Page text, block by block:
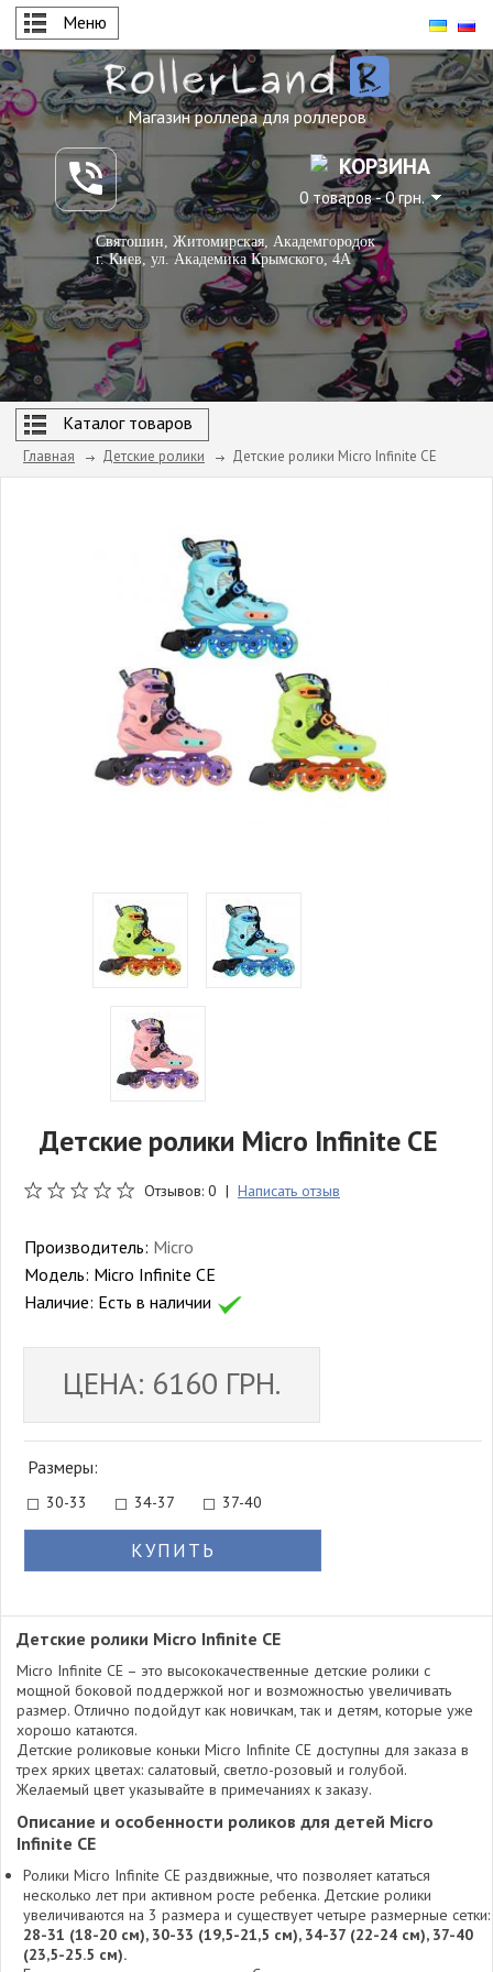
Меню
Магазин роллера для роллеров
КОРЗИНА
0 товаров - 0 грн.
Святошин, Житомирская, Академгородок
г. Киев, ул. Академика Крымского, 4А
Каталог товаров
Главная Детские ролики Детские ролики Micro Infinite CE
Детские ролики Micro Infinite CE
Отзывов: 0 | Написать отзыв
Производитель: Micro
Модель: Micro Infinite CE
Наличие: Есть в наличии
ЦЕНА: 6160 ГРН.
Размеры:
30-33 34-37 37-40
КУПИТЬ
Детские ролики Micro Infinite CE
Micro Infinite CE – это высококачественные детские ролики с
мощной боковой поддержкой ног и возможностью увеличивать
размер. Отлично подойдут как новичкам, так и детям, которые уже
хорошо катаются.
Детские роликовые коньки Micro Infinite CE доступны для заказа в
трех ярких цветах: салатовый, светло-розовый и голубой.
Желаемый цвет указывайте в примечаниях к заказу.
Описание и особенности роликов для детей Micro
Infinite CE
Ролики Micro Infinite CE раздвижные, что позволяет кататься
несколько лет при активном росте ребенка. Детские ролики
увеличиваются на 3 размера и существует четыре размерные сетки:
28-31 (18-20 см), 30-33 (19,5-21,5 см), 34-37 (22-24 см), 37-40
(23,5-25.5 см).